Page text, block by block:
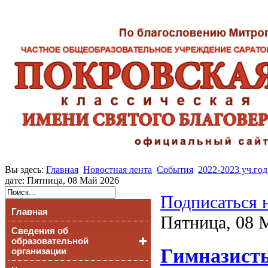
Вы здесь: Главная Новостная лента События 2022-2023 уч.год
дате: Пятница, 08 Май 2026
Главная
Сведения об
образовательной
организации
Подписаться
Пятница, 08